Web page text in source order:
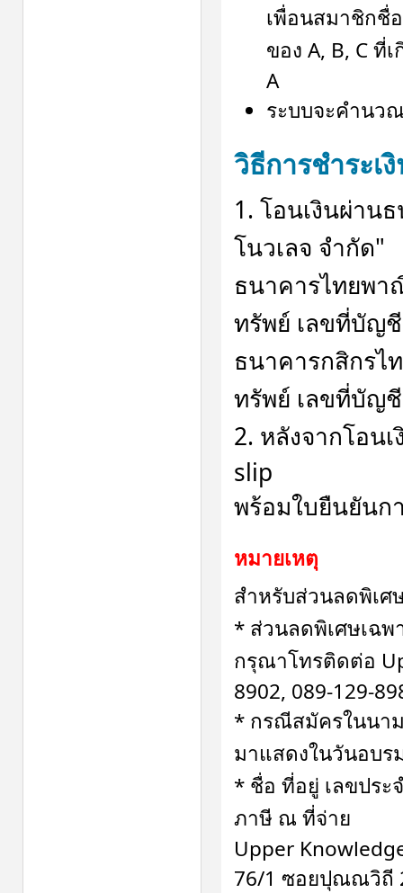
เพื่อนสมาชิกชื่
ของ A, B, C
A
ระบบจะคำนว
วิธีการชำระเ
1. โอนเงินผ่าน
โนวเลจ จำกัด"
ธนาคารไทยพ
ทรัพย์ เลขที่บัญ
ธนาคารกสิกรไ
ทรัพย์ เลขที่บัญ
2. หลังจากโอน
slip
พร้อมใบยืนยันก
หมายเหตุ
สำหรับส่วนลดพิเศ
* ส่วนลดพิเศษเฉ
กรุณาโทรติดต่อ
8902, 089-129-
* กรณีสมัครในนา
มาแสดงในวันอบร
* ชื่อ ที่อยู่ เลขประ
ภาษี ณ ที่จ่าย
Upper
76/1 ซอยปุณณวิถี